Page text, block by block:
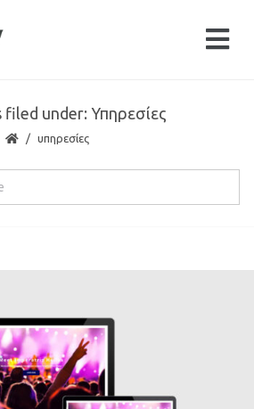
filed under: Υπηρεσίες
υπηρεσίες